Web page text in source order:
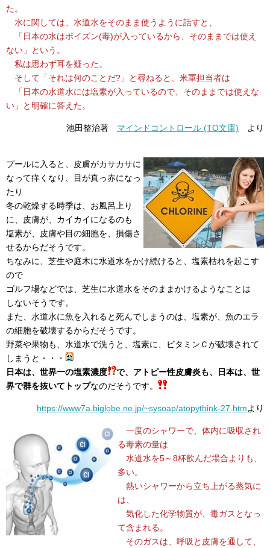
た。
水に関しては、水道水をそのまま使うように話すと、
「日本の水はポイズン(毒)が入っているから、そのままでは使え
ない」という。
私は思わず耳を疑った。
そして「それは何のことだ?」と尋ねると、米軍担当者は
「日本の水道水には塩素が入っているので、そのままでは使えな
い」と明確に答えた。
池田整治著 マインドコントロール (TO文庫) より
プールに入ると、皮膚がカサカサに
なって痒くなり、目が真っ赤になっ
たり
冬の乾燥する時季は、お風呂上り
に、皮膚が、カイカイになるのも
塩素が、皮膚や目の細胞を、損傷さ
せるからだそうです。
ちなみに、芝生や庭木に水道水をかけ続けると、塩素枯れを起こす
ので
ゴルフ場などでは、芝生に水道水をそのままかけるようなことは
しないそうです。
また、水道水に魚を入れると死んでしまうのは、塩素が、魚のエラ
の細胞を破壊するからだそうです。
野菜や果物も、水道水で洗うと、塩素に、ビタミンＣが破壊されて
しまうと・・・
日本は、世界一の塩素濃度
で、アトピー性皮膚炎も、日本は、世
界で群を抜いてトップなのだそうです。
https://www7a.biglobe.ne.jp/~sysoap/atopythink-27.htmより
一度のシャワーで、体内に吸収され
る毒素の量は
水道水を5～8杯飲んだ場合よりも、
多い。
熱いシャワーから立ち上がる蒸気に
は、
気化した化学物質が、毒ガスとなっ
て含まれる。
そのガスは、呼吸と皮膚を通して、